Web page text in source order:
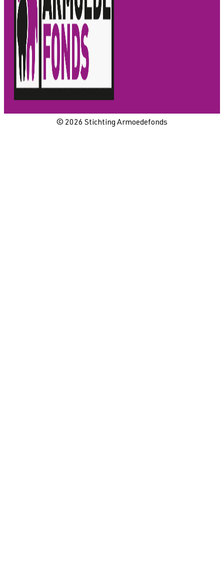
© 2026 Stichting Armoedefonds